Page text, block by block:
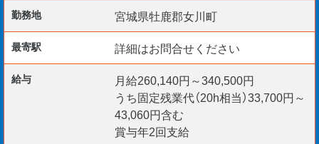
２｜現場での管理業務
OJTで少しずつ業務を覚えていく
スキルを積んで、国家資格に挑戦！
勤務地 宮城県牡鹿郡女川町
最寄駅 詳細はお問合せください
給与
月給260,140円～340,500円
うち固定残業代（20h相当）33,700円～
43,060円含む
賞与年2回支給